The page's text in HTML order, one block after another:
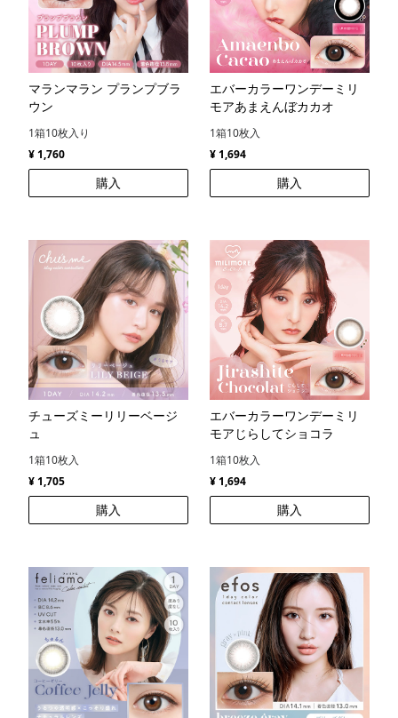
マランマラン プランプブラ
ウン
1箱10枚入り
¥ 1,760
購入
エバーカラーワンデーミリ
モアあまえんぼカカオ
1箱10枚入
¥ 1,694
購入
チューズミーリリーベージ
ュ
1箱10枚入
¥ 1,705
購入
エバーカラーワンデーミリ
モアじらしてショコラ
1箱10枚入
¥ 1,694
購入